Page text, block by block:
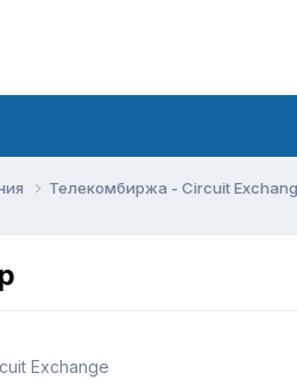
Телекомбиржа - Circuit
Exchange